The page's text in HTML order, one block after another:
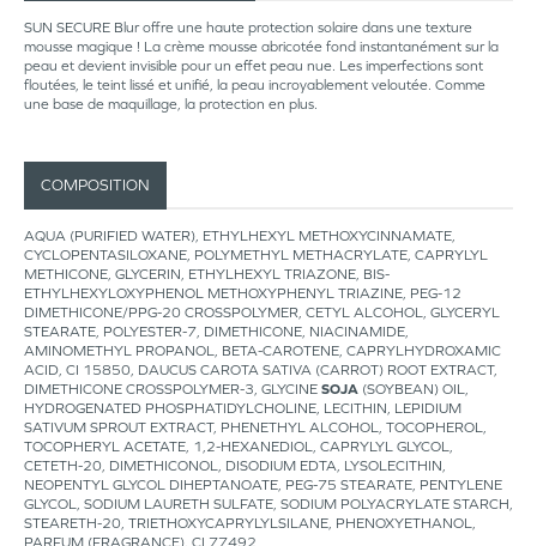
SUN SECURE Blur offre une haute protection solaire dans une texture
mousse magique ! La crème mousse abricotée fond instantanément sur la
peau et devient invisible pour un effet peau nue. Les imperfections sont
floutées, le teint lissé et unifié, la peau incroyablement veloutée. Comme
une base de maquillage, la protection en plus.
COMPOSITION
AQUA (PURIFIED WATER), ETHYLHEXYL METHOXYCINNAMATE,
CYCLOPENTASILOXANE, POLYMETHYL METHACRYLATE, CAPRYLYL
METHICONE, GLYCERIN, ETHYLHEXYL TRIAZONE, BIS-
ETHYLHEXYLOXYPHENOL METHOXYPHENYL TRIAZINE, PEG-12
DIMETHICONE/PPG-20 CROSSPOLYMER, CETYL ALCOHOL, GLYCERYL
STEARATE, POLYESTER-7, DIMETHICONE, NIACINAMIDE,
AMINOMETHYL PROPANOL, BETA-CAROTENE, CAPRYLHYDROXAMIC
ACID, CI 15850, DAUCUS CAROTA SATIVA (CARROT) ROOT EXTRACT,
DIMETHICONE CROSSPOLYMER-3, GLYCINE SOJA (SOYBEAN) OIL,
HYDROGENATED PHOSPHATIDYLCHOLINE, LECITHIN, LEPIDIUM
SATIVUM SPROUT EXTRACT, PHENETHYL ALCOHOL, TOCOPHEROL,
TOCOPHERYL ACETATE, 1,2-HEXANEDIOL, CAPRYLYL GLYCOL,
CETETH-20, DIMETHICONOL, DISODIUM EDTA, LYSOLECITHIN,
NEOPENTYL GLYCOL DIHEPTANOATE, PEG-75 STEARATE, PENTYLENE
GLYCOL, SODIUM LAURETH SULFATE, SODIUM POLYACRYLATE STARCH,
STEARETH-20, TRIETHOXYCAPRYLYLSILANE, PHENOXYETHANOL,
PARFUM (FRAGRANCE), CI 77492